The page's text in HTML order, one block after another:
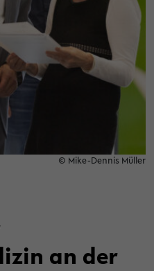
© Mike-Dennis Müller
an der